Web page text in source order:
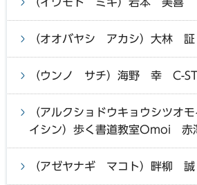
（オオバヤシ アカシ）大林 証
（ウンノ サチ）海野 幸 C-
（アルクショドウキョウシツ
イシン）歩く書道教室Omoi
（アゼヤナギ マコト）畔柳 誠